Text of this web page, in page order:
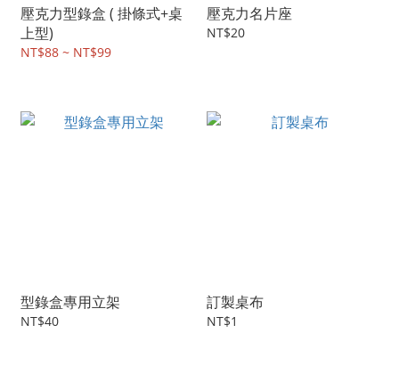
壓克力型錄盒 ( 掛條式+桌
上型)
NT$88 ~ NT$99
壓克力名片座
NT$20
型錄盒專用立架
NT$40
訂製桌布
NT$1